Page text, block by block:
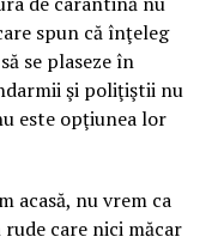
spun că înţeleg
se plaseze în
şi poliţiştii nu
este opţiunea lor
acasă, nu vrem ca
care nici măcar